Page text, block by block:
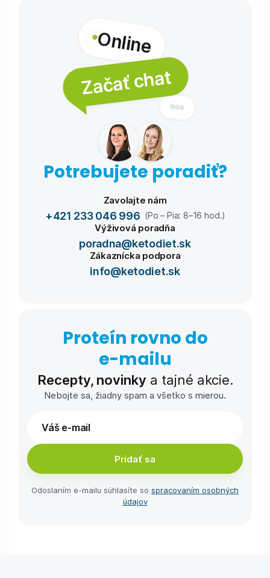
Online
Začať chat
Potrebujete poradiť?
Zavolajte nám
+421 233 046 996 (Po – Pia: 8–16 hod.)
Výživová poradňa
poradna@ketodiet.sk
Zákaznícka podpora
info@ketodiet.sk
Proteín rovno do
e-⁠mailu
Recepty, novinky a tajné akcie.
Nebojte sa, žiadny spam a všetko s mierou.
Pridať sa
Odoslaním e-⁠mailu súhlasíte so spracovaním osobných
údajov